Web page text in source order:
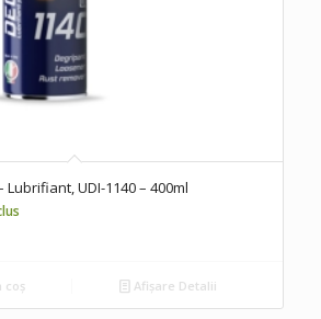
UDI-1140 – 400ml
coș Afișare Detalii